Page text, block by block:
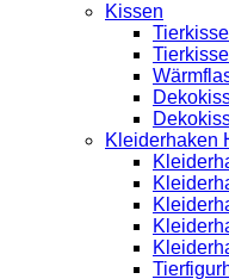
Kissen
Kleiderhaken